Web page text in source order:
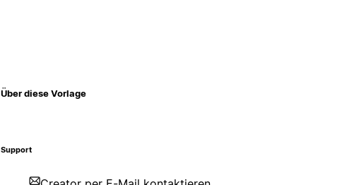
Über diese Vorlage
Support